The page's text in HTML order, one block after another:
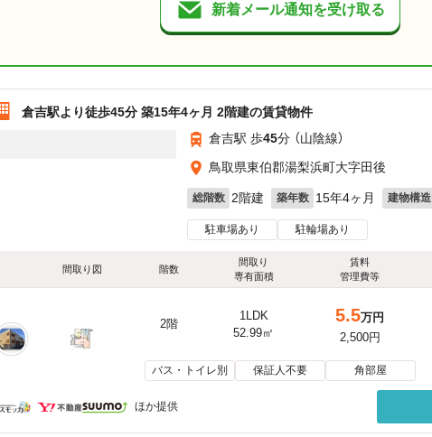
新着メール通知を受け取る
倉吉駅より徒歩45分 築15年4ヶ月 2階建の賃貸物件
倉吉駅 歩45分 （山陰線）
鳥取県東伯郡湯梨浜町大字田後
総階数 2階建 築年数 15年4ヶ月 建物構造
駐車場あり 駐輪場あり
間取り図 階数
間取り
専有面積
賃料
管理費等
2階
1LDK
52.99㎡
5.5万円
2,500円
バス・トイレ別 保証人不要 角部屋
ほか提供